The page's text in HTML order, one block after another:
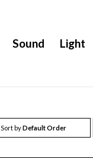
Sound Light
Sort byDefault Order